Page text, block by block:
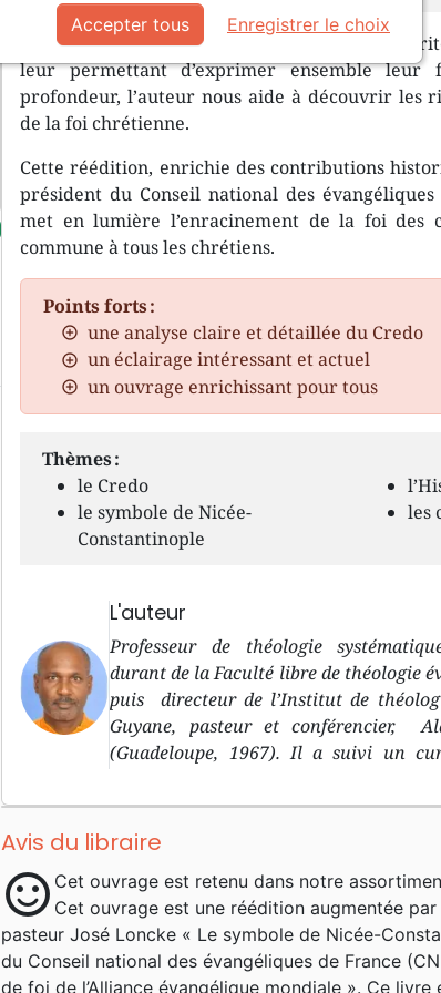
Le Credo unit aujourd’hui une immense
leur permettant d’exprimer ensemble leur
profondeur, l’auteur nous aide à découvrir les
de la foi chrétienne.
Cette réédition, enrichie des contributions
président du Conseil national des
met en lumière l’enracinement de la foi des
commune à tous les chrétiens.
Points forts :
une analyse claire et détaillée du Credo
un éclairage intéressant et actuel
un ouvrage enrichissant pour tous
Thèmes :
le Credo
le symbole de Nicée-
Constantinople
les
L'auteur
Professeur de théologie
durant de la Faculté libre de théologie
puis directeur de l’Institut de
Guyane, pasteur et conférencier,
(Guadeloupe, 1967). Il a suivi un
mathématiques, maîtrise en
évangélique, doctorat en théologie à
philosophie à l’université de Paris VII.
aux éditions La Maison de la Bible
théologien et un souci pastoral qui
nombre le fruit d’une réflexion
accessible et pertinent Pour une
Avis du libraire
sentiment_satisfied Cet ouvrage est retenu dans notre
Cet ouvrage est une réédition augmentée
pasteur José Loncke « Le symbole de Nicée-
du Conseil national des évangéliques de France
de foi de l’Alliance évangélique mondiale ». Ce
Accepter tous Enregistrer le choix